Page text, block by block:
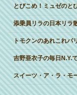
とびこめ！ミュゼのと
添乗員リラの日本リラ
トモクンのあれこれパ
吉野亜衣子の毎日N.Y.
スイーツ・ア・ラ・モ